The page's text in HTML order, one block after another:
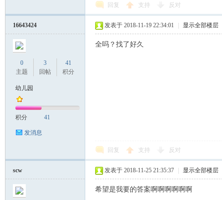
回复 支持 反对
16643424
0
主题
3
回帖
41
积分
幼儿园
积分 41
发消息
发表于 2018-11-19 22:34:01 显示全部楼层
全吗？找了好久
回复 支持 反对
scw 发表于 2018-11-25 21:35:37 显示全部楼层
希望是我要的答案啊啊啊啊啊啊